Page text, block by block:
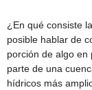
¿En qué consiste
posible hablar de
porción de algo en
parte de una
hídricos más